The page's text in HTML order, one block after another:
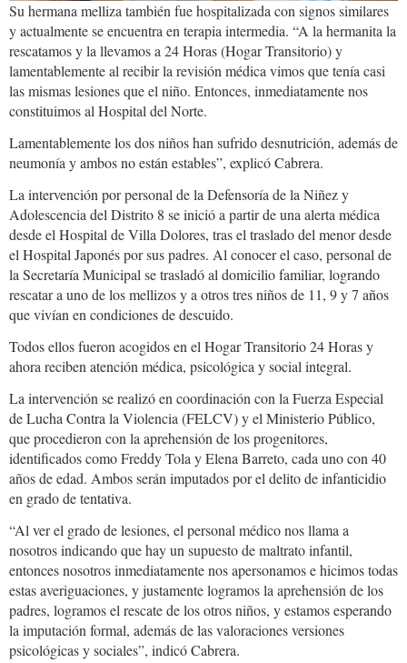
Su hermana melliza también fue hospitalizada con signos similares
y actualmente se encuentra en terapia intermedia. “A la hermanita la
rescatamos y la llevamos a 24 Horas (Hogar Transitorio) y
lamentablemente al recibir la revisión médica vimos que tenía casi
las mismas lesiones que el niño. Entonces, inmediatamente nos
constituimos al Hospital del Norte.
Lamentablemente los dos niños han sufrido desnutrición, además de
neumonía y ambos no están estables”, explicó Cabrera.
La intervención por personal de la Defensoría de la Niñez y
Adolescencia del Distrito 8 se inició a partir de una alerta médica
desde el Hospital de Villa Dolores, tras el traslado del menor desde
el Hospital Japonés por sus padres. Al conocer el caso, personal de
la Secretaría Municipal se trasladó al domicilio familiar, logrando
rescatar a uno de los mellizos y a otros tres niños de 11, 9 y 7 años
que vivían en condiciones de descuido.
Todos ellos fueron acogidos en el Hogar Transitorio 24 Horas y
ahora reciben atención médica, psicológica y social integral.
La intervención se realizó en coordinación con la Fuerza Especial
de Lucha Contra la Violencia (FELCV) y el Ministerio Público,
que procedieron con la aprehensión de los progenitores,
identificados como Freddy Tola y Elena Barreto, cada uno con 40
años de edad. Ambos serán imputados por el delito de infanticidio
en grado de tentativa.
“Al ver el grado de lesiones, el personal médico nos llama a
nosotros indicando que hay un supuesto de maltrato infantil,
entonces nosotros inmediatamente nos apersonamos e hicimos todas
estas averiguaciones, y justamente logramos la aprehensión de los
padres, logramos el rescate de los otros niños, y estamos esperando
la imputación formal, además de las valoraciones versiones
psicológicas y sociales”, indicó Cabrera.